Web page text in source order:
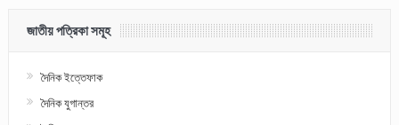
জাতীয় পত্রিকা সমূহ
দৈনিক ইত্তেফাক
দৈনিক যুগান্তর